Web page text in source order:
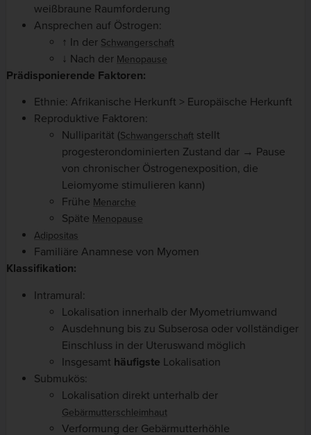
weißbraune Raumforderung
Ansprechen auf Östrogen:
↑ In der Schwangerschaft
↓ Nach der Menopause
Prädisponierende Faktoren:
Ethnie: Afrikanische Herkunft > Europäische Herkunft
Reproduktive Faktoren:
Nulliparität (Schwangerschaft stellt
progesterondominierten Zustand dar → Pause
von chronischer Östrogenexposition, die
Leiomyome stimulieren kann)
Frühe Menarche
Späte Menopause
Adipositas
Familiäre Anamnese von Myomen
Klassifikation:
Intramural:
Lokalisation innerhalb der Myometriumwand
Ausdehnung bis zu Subserosa oder vollständiger
Einschluss in der Uteruswand möglich
Insgesamt häufigste Lokalisation
Submukös:
Lokalisation direkt unterhalb der
Gebärmutterschleimhaut
Verformung der Gebärmutterhöhle